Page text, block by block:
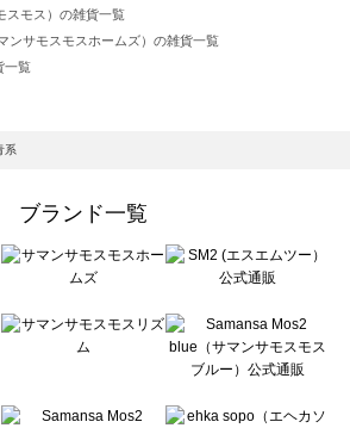
スモス）の雑貨一覧
ンサモスモスホームズ）の雑貨一覧
一覧
（ツハルバイサマンサモスモス）の雑貨一覧
モスモス ブルー）の雑貨一覧
貨一覧
覧
ラシック）の雑貨一覧
）の雑貨一覧
ルー）の雑貨一覧
の雑貨一覧
系
ブランド一覧